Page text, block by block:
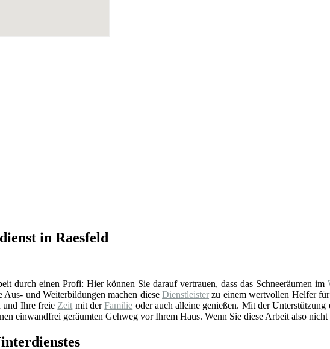
in Raesfeld
durch einen Profi: Hier können Sie darauf vertrauen, dass das Schneeräumen im
Aus- und Weiterbildungen machen dieseDienstleister zu einem wertvollen Helfer
und Ihre freie Zeit mit derFamilie oder auch alleine genießen. Mit der Unterstützung
einwandfrei geräumten Gehweg vor Ihrem Haus. Wenn Sie diese Arbeit also